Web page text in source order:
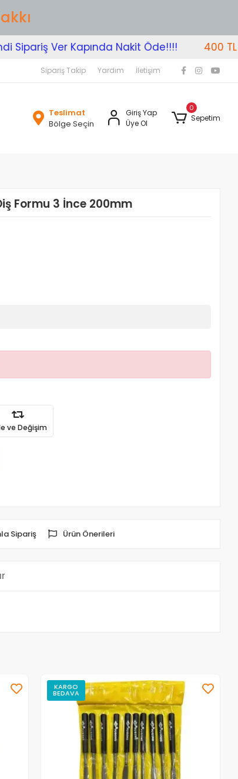
Ver Kapında Nakit Öde!!!! 400 TL
Sipariş Takip Yardım İletişim
Teslimat
Bölge Seçin
Giriş Yap
Üye Ol
0
Sepetim
Formu 3 İnce 200mm
ve Değişim
Sipariş Ürün Önerileri
KARGO
BEDAVA